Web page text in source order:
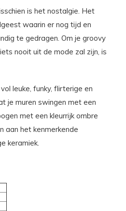
is het nostalgie. Het
waarin er nog tijd en
te gedragen. Om je groovy
nooit uit de mode zal zijn, is
leuke, funky, flirterige en
je muren swingen met een
met een kleurrijk ombre
aan het kenmerkende
keramiek.